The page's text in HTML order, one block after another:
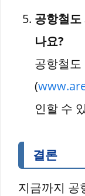
공항철
나요?
공항철
(
인할 수
결론
지금까지 공